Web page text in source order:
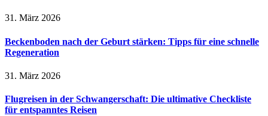
31. März 2026
Beckenboden nach der Geburt stärken: Tipps für eine schnelle
Regeneration
31. März 2026
Flugreisen in der Schwangerschaft: Die ultimative Checkliste
für entspanntes Reisen